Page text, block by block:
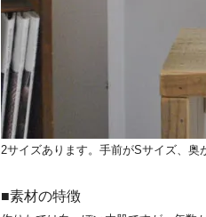
2サイズあります。手前がSサイズ、奥
■素材の特徴